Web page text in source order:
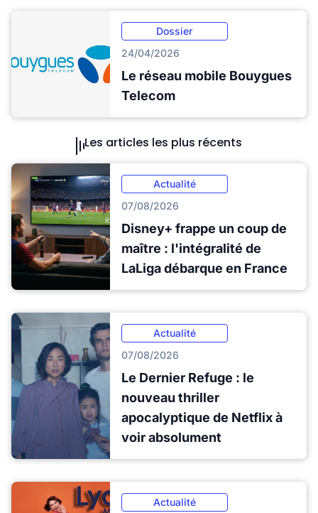
Dossier
24/04/2026
Le réseau mobile Bouygues
Telecom
Les articles les plus récents
Actualité
07/08/2026
Disney+ frappe un coup de
maître : l'intégralité de
LaLiga débarque en France
Actualité
07/08/2026
Le Dernier Refuge : le
nouveau thriller
apocalyptique de Netflix à
voir absolument
Actualité